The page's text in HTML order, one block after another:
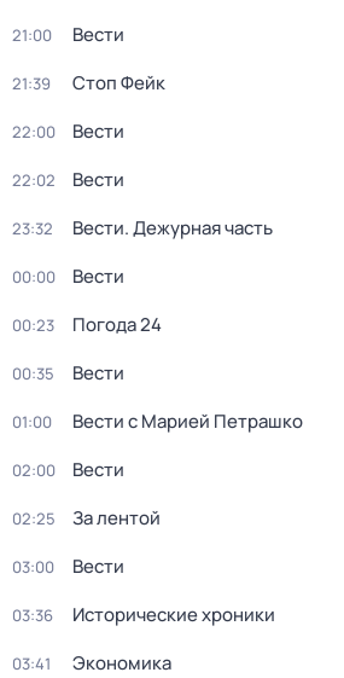
21:00 Вести
21:39 Стоп Фейк
22:00 Вести
22:02 Вести
23:32 Вести. Дежурная часть
00:00 Вести
00:23 Погода 24
00:35 Вести
01:00 Вести с Марией Петрашко
02:00 Вести
02:25 За лентой
03:00 Вести
03:36 Исторические хроники
03:41 Экономика